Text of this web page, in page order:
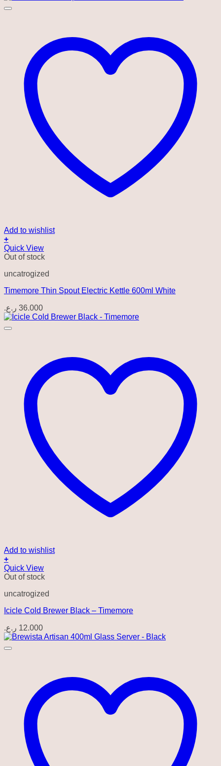
Add to wishlist
+
Quick View
Out of stock
uncatrogized
Timemore Thin Spout Electric Kettle 600ml White
36.000 ر.ع.
Add to wishlist
+
Quick View
Out of stock
uncatrogized
Icicle Cold Brewer Black – Timemore
12.000 ر.ع.